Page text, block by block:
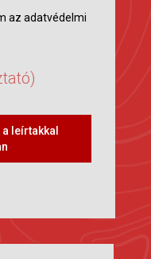
az adatvédelmi
leírtakkal